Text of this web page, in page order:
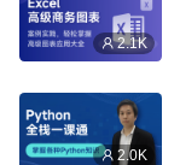
2.1K
2.0K